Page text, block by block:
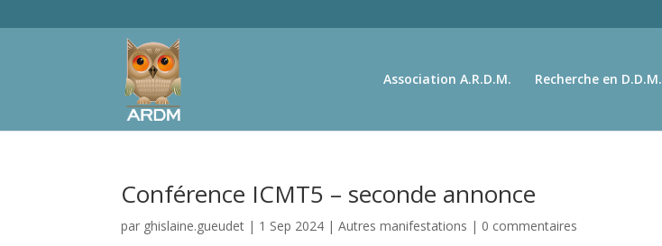
Association A.R.D.M. Recherche en D.D.M.
Conférence ICMT5 – seconde annonce
par ghislaine.gueudet | 1 Sep 2024 |Autres manifestations | 0 commentaires